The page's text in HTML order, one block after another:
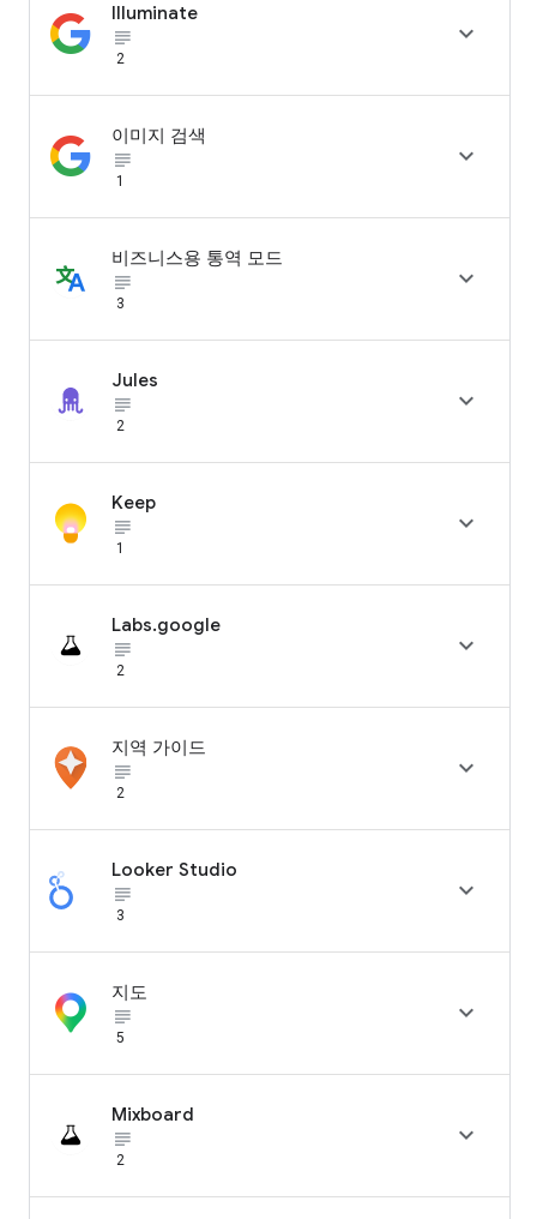
Illuminate
subject_black
2

이미지 검색
subject_black
1

비즈니스용 통역 모드
subject_black
3

Jules
subject_black
2

Keep
subject_black
1

Labs.google
subject_black
2

지역 가이드
subject_black
2

Looker Studio
subject_black
3

지도
subject_black
5

Mixboard
subject_black
2
